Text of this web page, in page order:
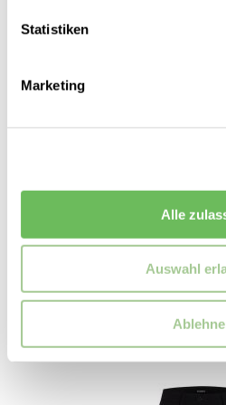
Statistiken
Marketing
Alle
Auswahl
Damen Stoffhose Mary
99,95 €